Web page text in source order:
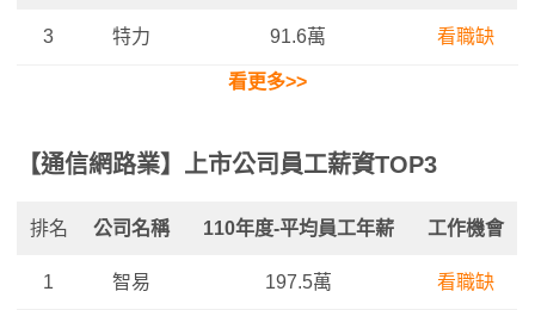
3 特力 91.6萬 看職缺
看更多>>
【通信網路業】上市公司員工薪資TOP3
排名 公司名稱 110年度-平均員工年薪 工作機會
1 智易 197.5萬 看職缺